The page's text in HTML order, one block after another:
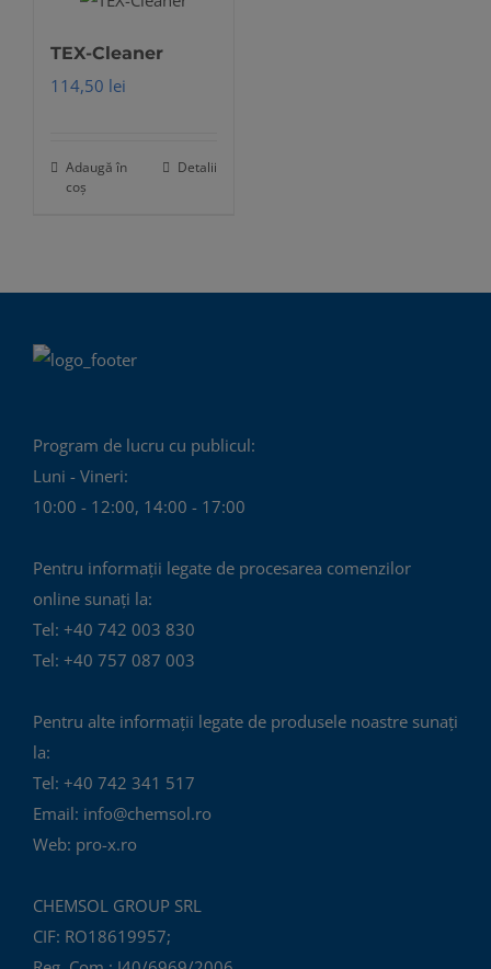
TEX-Cleaner
114,50 lei
Adaugă în
coș
Detalii
Program de lucru cu publicul:
Luni - Vineri:
10:00 - 12:00, 14:00 - 17:00
Pentru informații legate de procesarea comenzilor
online sunați la:
Tel: +40 742 003 830
Tel: +40 757 087 003
Pentru alte informații legate de produsele noastre sunați
la:
Tel: +40 742 341 517
Email: info@chemsol.ro
Web: pro-x.ro
CHEMSOL GROUP SRL
CIF: RO18619957;